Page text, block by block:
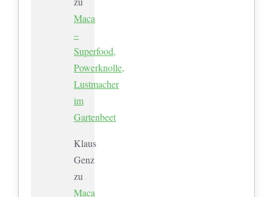
Maca
–
Superfood,
Powerknolle,
Lustmacher
im
Gartenbeet
Klaus
Genz
zu
Maca